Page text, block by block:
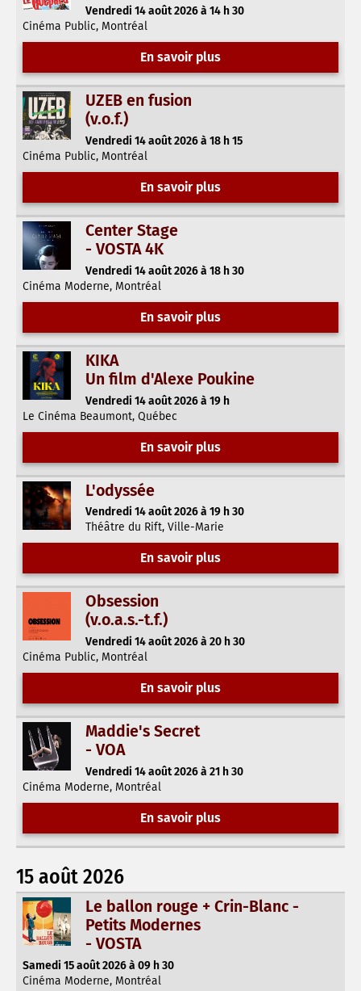
Vendredi 14 août 2026 à 14 h 30
Cinéma Public, Montréal
En savoir plus
UZEB en fusion
(v.o.f.)
Vendredi 14 août 2026 à 18 h 15
Cinéma Public, Montréal
En savoir plus
Center Stage
- VOSTA 4K
Vendredi 14 août 2026 à 18 h 30
Cinéma Moderne, Montréal
En savoir plus
KIKA
Un film d'Alexe Poukine
Vendredi 14 août 2026 à 19 h
Le Cinéma Beaumont, Québec
En savoir plus
L'odyssée
Vendredi 14 août 2026 à 19 h 30
Théâtre du Rift, Ville-Marie
En savoir plus
Obsession
(v.o.a.s.-t.f.)
Vendredi 14 août 2026 à 20 h 30
Cinéma Public, Montréal
En savoir plus
Maddie's Secret
- VOA
Vendredi 14 août 2026 à 21 h 30
Cinéma Moderne, Montréal
En savoir plus
15 août 2026
Le ballon rouge + Crin-Blanc -
Petits Modernes
- VOSTA
Samedi 15 août 2026 à 09 h 30
Cinéma Moderne, Montréal